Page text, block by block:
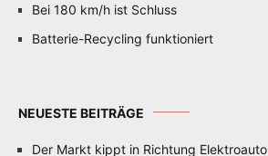
Bei 180 km/h ist Schluss
Batterie-Recycling funktioniert
NEUESTE BEITRÄGE
Der Markt kippt in Richtung Elektroauto